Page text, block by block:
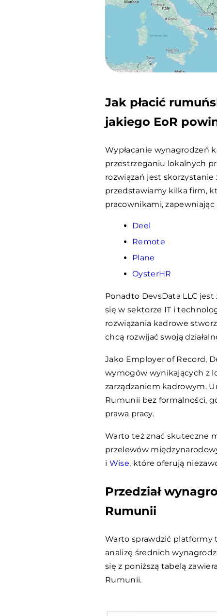
Jak płacić
jakiego EoR
Wypłacanie wynagrodzeń
przestrzeganiu lokalnych
rozwiązań jest skorzystanie
przedstawiamy kilka firm,
pracownikami,
Deel
Remote
Plane
OysterHR
Ponadto DevsData LLC jest
się w sektorze IT i
rozwiązania kadrowe
chcą rozwijać swoją
Jako Employer of Record,
wymogów wynikających z
zarządzaniem kadrowym.
Rumunii bez formalności,
prawa pracy.
Warto też znać skuteczne
przelewów
i Wise, które oferują
Przedział
Rumunii
Warto sprawdzić platformy
analizę średnich
się z poniższą tabelą
Rumunii.